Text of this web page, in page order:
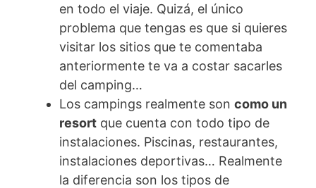
en todo el viaje. Quizá, el único
problema que tengas es que si quieres
visitar los sitios que te comentaba
anteriormente te va a costar sacarles
del camping…
Los campings realmente son como un
resort que cuenta con todo tipo de
instalaciones. Piscinas, restaurantes,
instalaciones deportivas… Realmente
la diferencia son los tipos de